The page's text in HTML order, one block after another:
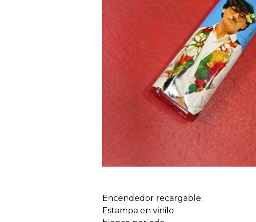
Encendedor recargable.
Estampa en vinilo